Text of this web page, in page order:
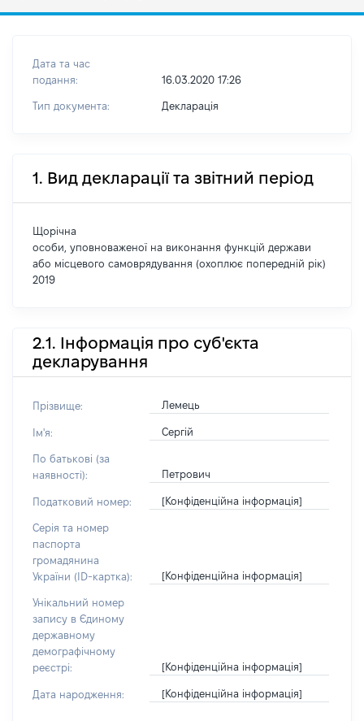
Дата та час
подання:
16.03.2020 17:26
Тип документа: Декларація
1. Вид декларації та звітний період
Щорічна
особи, уповноваженої на виконання функцій держави
або місцевого самоврядування (охоплює попередній рік)
2019
2.1. Інформація про суб'єкта
декларування
Прізвище: Лемець
Ім'я: Сергій
По батькові (за
наявності):
Петрович
Податковий номер: [Конфіденційна інформація]
Серія та номер
паспорта
громадянина
України (ID-картка):
[Конфіденційна інформація]
Унікальний номер
запису в Єдиному
державному
демографічному
реєстрі:
[Конфіденційна інформація]
Дата народження: [Конфіденційна інформація]